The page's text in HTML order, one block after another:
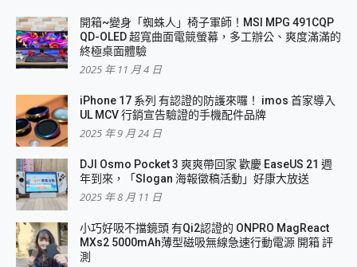
開箱~變身「蜘蛛人」椅子軍師！MSI MPG 491CQP
QD-OLED 超寬曲面電競螢幕，多工辦公、爽度滿滿的
終極桌面體驗
2025 年 11 月 4 日
iPhone 17 系列 有認證的防護來囉！ imos 首家導入
UL MCV 行銷宣告驗證的手機配件品牌
2025 年 9 月 24 日
DJI Osmo Pocket 3 爽爽帶回家 歡慶 EaseUS 21 週
年到來，「Slogan 海報徵稿活動」好康大放送
2025 年 8 月 11 日
小巧好吸不擋鏡頭 有Qi2認證的 ONPRO MagReact
MXs2 5000mAh薄型磁吸無線急速行動電源 開箱 評
測